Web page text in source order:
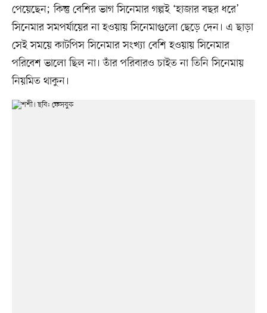
পেয়েছেন; কিন্তু বেশির ভাগ সিনেমার গল্পই ‘হাজার বছর ধরে’
সিনেমার সমপর্যায়ের না হওয়ায় সিনেমাগুলো ছেড়ে দেন। এ ছাড়া
সেই সময়ে কাটপিস সিনেমার সংখ্যা বেশি হওয়ায় সিনেমার
পরিবেশ ভালো ছিল না। তাঁর পরিবারও চাইত না তিনি সিনেমায়
নিয়মিত থাকুন।